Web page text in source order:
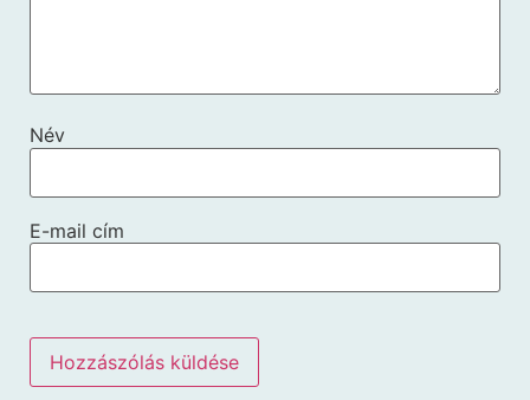
Név
E-mail cím